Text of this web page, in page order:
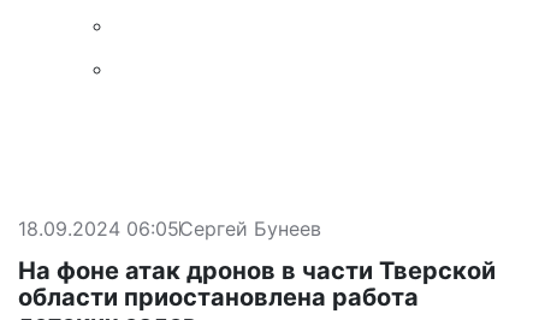
18.09.2024 06:05Сергей Бунеев
На фоне атак дронов в части Тверской
области приостановлена работа